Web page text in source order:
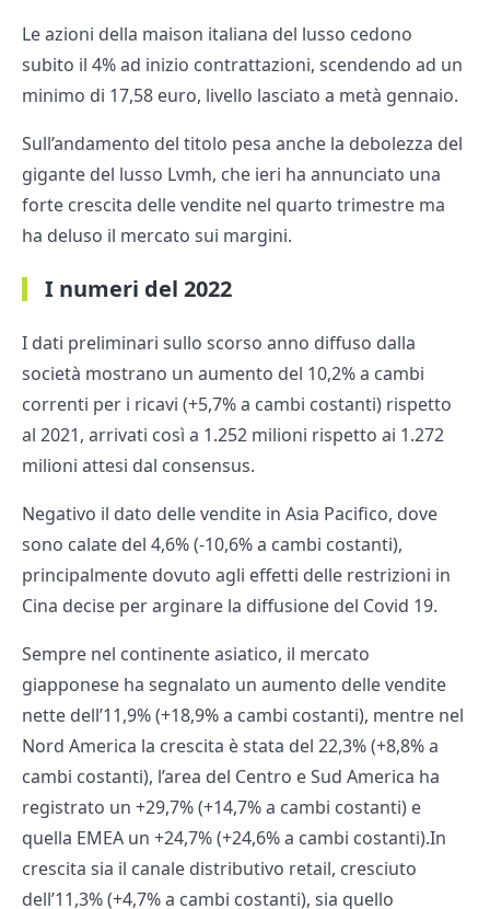
Le azioni della maison italiana del lusso cedono
subito il 4% ad inizio contrattazioni, scendendo ad un
minimo di 17,58 euro, livello lasciato a metà gennaio.
Sull’andamento del titolo pesa anche la debolezza del
gigante del lusso Lvmh, che ieri ha annunciato una
forte crescita delle vendite nel quarto trimestre ma
ha deluso il mercato sui margini.
I numeri del 2022
I dati preliminari sullo scorso anno diffuso dalla
società mostrano un aumento del 10,2% a cambi
correnti per i ricavi (+5,7% a cambi costanti) rispetto
al 2021, arrivati così a 1.252 milioni rispetto ai 1.272
milioni attesi dal consensus.
Negativo il dato delle vendite in Asia Pacifico, dove
sono calate del 4,6% (-10,6% a cambi costanti),
principalmente dovuto agli effetti delle restrizioni in
Cina decise per arginare la diffusione del Covid 19.
Sempre nel continente asiatico, il mercato
giapponese ha segnalato un aumento delle vendite
nette dell’11,9% (+18,9% a cambi costanti), mentre nel
Nord America la crescita è stata del 22,3% (+8,8% a
cambi costanti), l’area del Centro e Sud America ha
registrato un +29,7% (+14,7% a cambi costanti) e
quella EMEA un +24,7% (+24,6% a cambi costanti).In
crescita sia il canale distributivo retail, cresciuto
dell’11,3% (+4,7% a cambi costanti), sia quello